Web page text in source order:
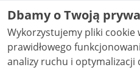
Materiały
audio i wideo, są
Creative
niekomercyjne -
NC-ND 4.0), o ile
Dbamy o Twoją
Wykorzystujemy pliki cookie
prawidłowego
analizy ruchu i optymalizacji